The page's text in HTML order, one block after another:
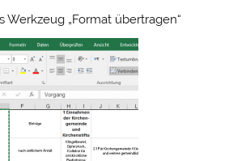
Werkzeug „Format übertragen“